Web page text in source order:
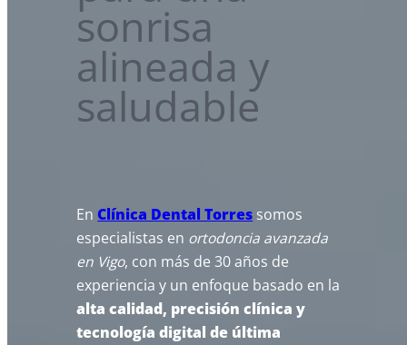
sonrisa
alineada y
saludable
En Clínica Dental Torres somos
especialistas en ortodoncia avanzada
en Vigo, con más de 30 años de
experiencia y un enfoque basado en la
alta calidad, precisión clínica y
tecnología digital de última